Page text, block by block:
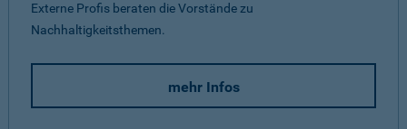
Externe Profis beraten die Vorstände zu
Nachhaltigkeitsthemen.
mehr Infos